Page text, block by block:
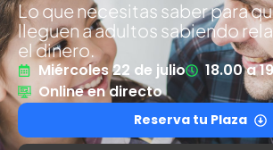
Lo que necesitas saber para
lleguen a adultos sabiendo
el dinero.
Miércoles 22 de julio
18.00 a
Online en directo
Reserva tu Plaza